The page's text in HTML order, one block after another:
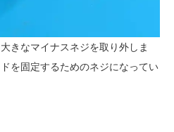
きなマイナスネジを取り外しま
を固定するためのネジになってい